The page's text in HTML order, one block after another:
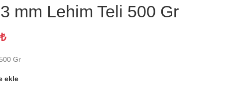
mm Lehim Teli 500 Gr
₺
Gr
ekle